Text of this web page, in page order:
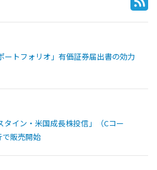
ートフォリオ」有価証券届出書の効力
タイン・米国成長株投信」（Cコー
販売開始